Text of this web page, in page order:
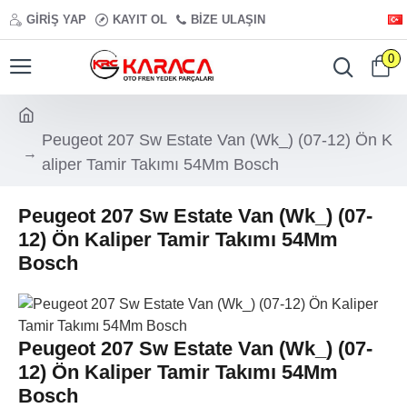
GIRIŞ YAP KAYIT OL BIZE ULAŞIN
0
Peugeot 207 Sw Estate Van (Wk_) (07-12) Ön K
aliper Tamir Takımı 54Mm Bosch
Peugeot 207 Sw Estate Van (Wk_) (07-
12) Ön Kaliper Tamir Takımı 54Mm
Bosch
Peugeot 207 Sw Estate Van (Wk_) (07-
12) Ön Kaliper Tamir Takımı 54Mm
Bosch